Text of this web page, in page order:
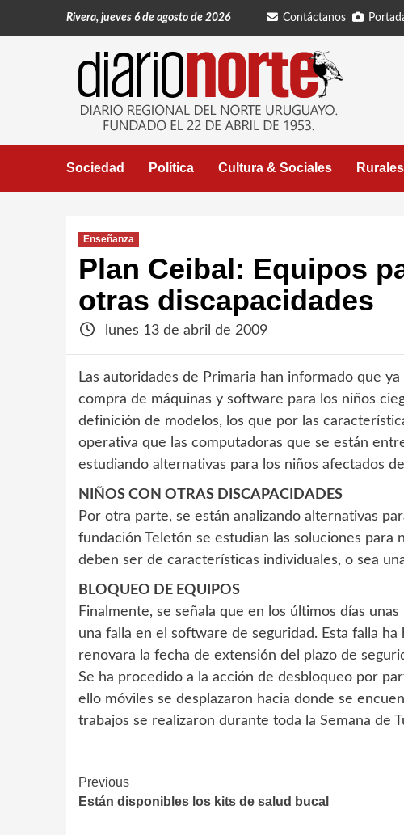
Rivera, jueves 6 de agosto de 2026 Contáctanos
Sociedad Política Cultura & Sociales Rurales
Enseñanza
Plan Ceibal: Equipos
otras discapacidades
lunes 13 de abril de 2009
Las autoridades de Primaria han informado que
compra de máquinas y software para los niños
definición de modelos, los que por las
operativa que las computadoras que se están
estudiando alternativas para los niños afectados
NIÑOS CON OTRAS DISCAPACIDADES
Por otra parte, se están analizando alternativas
fundación Teletón se estudian las soluciones para
deben ser de características individuales, o sea
BLOQUEO DE EQUIPOS
Finalmente, se señala que en los últimos días
una falla en el software de seguridad. Esta falla
renovara la fecha de extensión del plazo de
Se ha procedido a la acción de desbloqueo por
ello móviles se desplazaron hacia donde se
trabajos se realizaron durante toda la Semana de
Continue
Reading
Previous
Están disponibles los kits de salud bucal